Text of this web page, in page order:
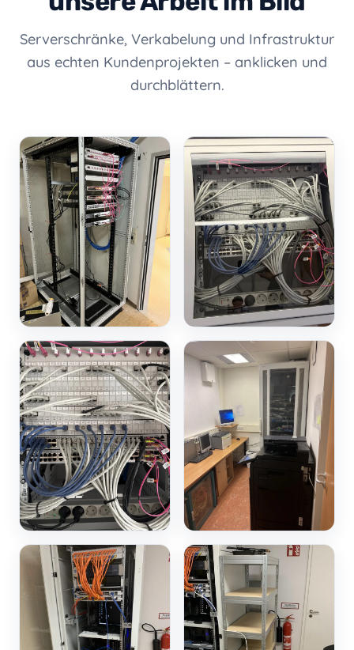
Serverschränke, Verkabelung und Infrastruktur
aus echten Kundenprojekten – anklicken und
durchblättern.